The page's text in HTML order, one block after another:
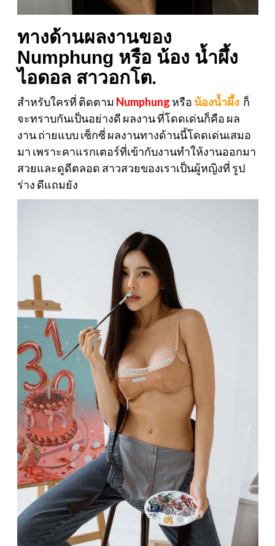
ทางด้านผลงานของ
Numphung หรือ น้อง น้ำผึ้ง
ไอดอล สาวอกโต.
สำหรับใครที่ ติดตาม Numphung หรือ น้องน้ำผึ้งก็
จะทราบกันเป็นอย่างดี ผลงาน ที่โดดเด่นก็คือ ผล
งาน ถ่ายแบบ เซ็กซี่ ผลงานทางด้านนี้โดดเด่นเสมอ
มา เพราะคาแรกเตอร์ที่เข้ากับงานทำให้งานออกมา
สวยและดูดีตลอด สาวสวยของเราเป็นผู้หญิงที่ รูป
ร่าง ดีแถมยัง